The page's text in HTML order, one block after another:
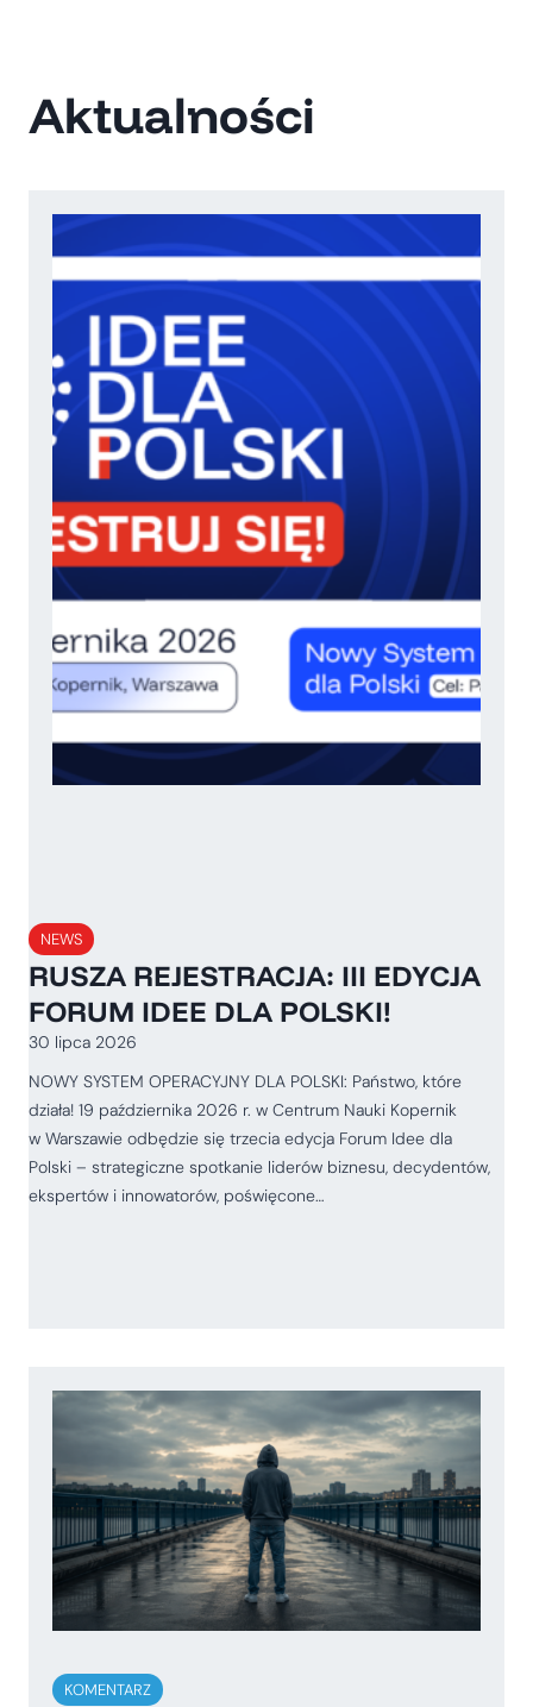
Aktualności
NEWS
RUSZA REJESTRACJA: III EDYCJA
FORUM IDEE DLA POLSKI!
30 lipca 2026
NOWY SYSTEM OPERACYJNY DLA POLSKI: Państwo, które
działa! 19 października 2026 r. w Centrum Nauki Kopernik
w Warszawie odbędzie się trzecia edycja Forum Idee dla
Polski – strategiczne spotkanie liderów biznesu, decydentów,
ekspertów i innowatorów, poświęcone…
KOMENTARZ